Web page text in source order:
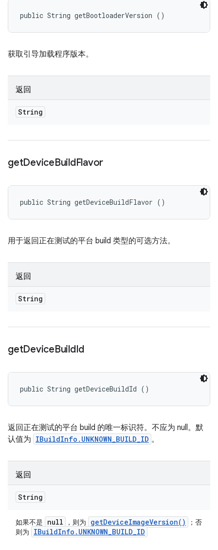
public String getBootloaderVersion ()
获取引导加载程序版本。
返回
String
getDeviceBuildFlavor
public String getDeviceBuildFlavor ()
用于返回正在测试的平台 build 类型的可选方法。
返回
String
getDeviceBuildId
public String getDeviceBuildId ()
返回正在测试的平台 build 的唯一标识符。不应为 null。默
认值为 IBuildInfo.UNKNOWN_BUILD_ID 。
返回
String
如果不是 null ，则为 getDeviceImageVersion( )
；否
则为
IBuildInfo . UNKNOWN_BUILD_ID